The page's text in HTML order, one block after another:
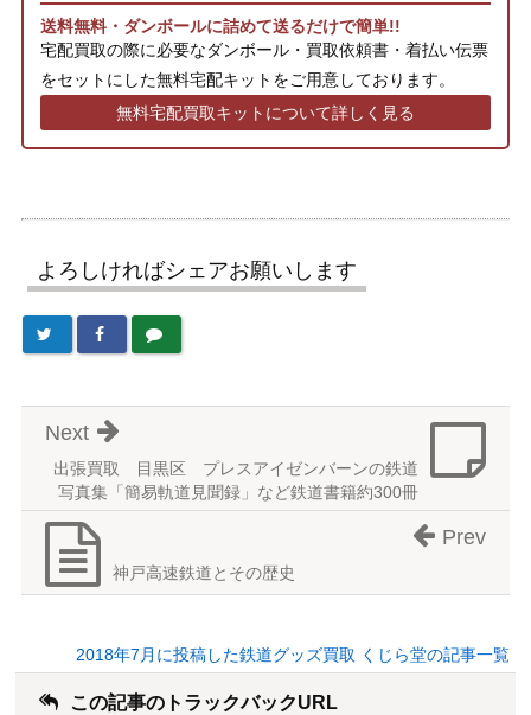
送料無料・ダンボールに詰めて送るだけで簡単!!
宅配買取の際に必要なダンボール・買取依頼書・着払い伝票
をセットにした無料宅配キットをご用意しております。
無料宅配買取キットについて詳しく見る
よろしければシェアお願いします
出張買取 目黒区 プレスアイゼンバーンの鉄道
写真集「簡易軌道見聞録」など鉄道書籍約300冊
Next
神戸高速鉄道とその歴史
Prev
2018年7月に投稿した鉄道グッズ買取 くじら堂の記事一覧
この記事のトラックバックURL